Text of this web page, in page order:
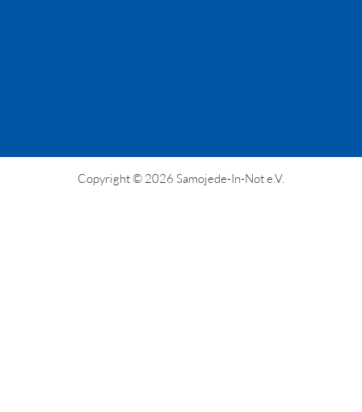
Copyright © 2026 Samojede-In-Not e.V.